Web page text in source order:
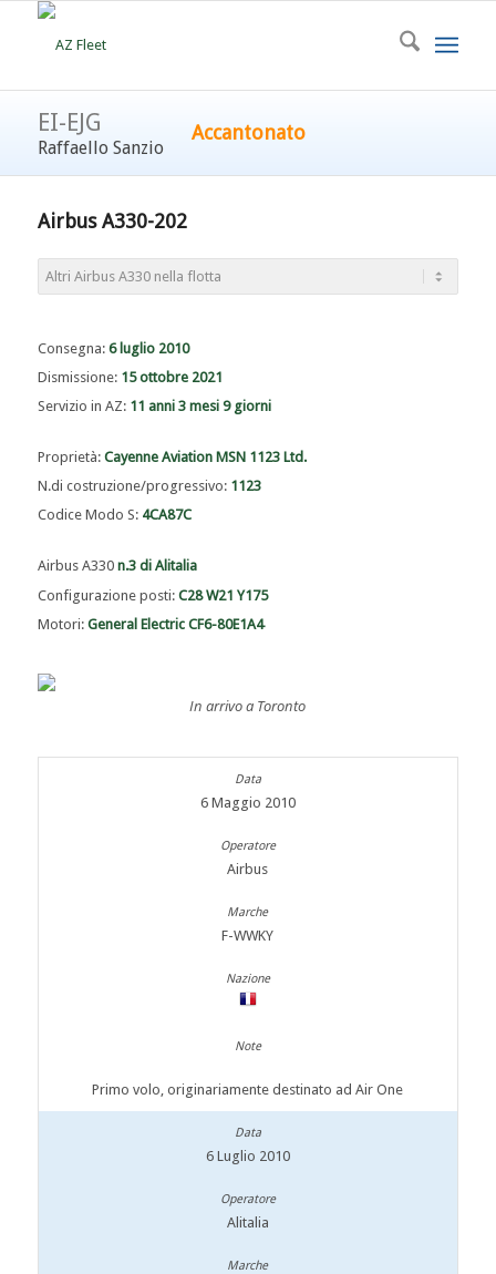
EI-EJG
Raffaello Sanzio
Accantonato
Airbus A330-202
Consegna: 6 luglio 2010
Dismissione: 15 ottobre 2021
Servizio in AZ: 11 anni 3 mesi 9 giorni
Proprietà: Cayenne Aviation MSN 1123 Ltd.
N.di costruzione/progressivo: 1123
Codice Modo S: 4CA87C
Airbus A330 n.3 di Alitalia
Configurazione posti: C28 W21 Y175
Motori: General Electric CF6-80E1A4
In arrivo a Toronto
6 Maggio 2010
Airbus
F-WWKY
Primo volo, originariamente destinato ad Air One
6 Luglio 2010
Alitalia